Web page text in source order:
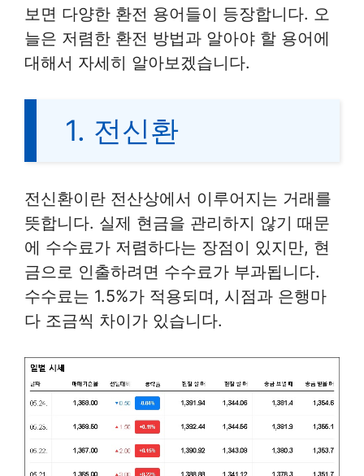
보면 다양한 환전 용어들이 등장합니다. 오
늘은 저렴한 환전 방법과 알아야 할 용어에
대해서 자세히 알아보겠습니다.
1. 전신환
전신환이란 전산상에서 이루어지는 거래를
뜻합니다. 실제 현금을 관리하지 않기 때문
에 수수료가 저렴하다는 장점이 있지만, 현
금으로 인출하려면 수수료가 부과됩니다.
수수료는 1.5%가 적용되며, 시점과 은행마
다 조금씩 차이가 있습니다.